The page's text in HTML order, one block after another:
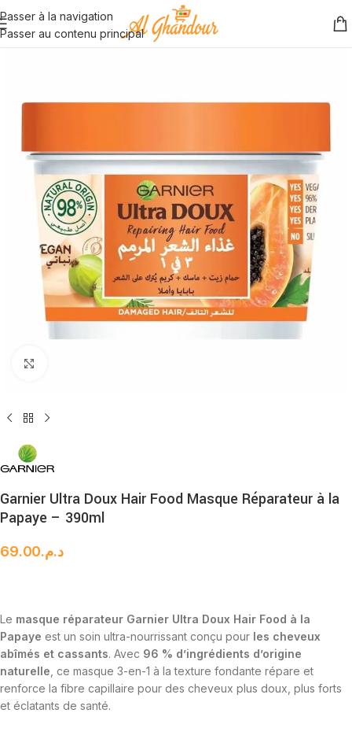
Passer à la navigation
Passer au contenu principal
Garnier Ultra Doux Hair Food Masque Réparateur à la
Papaye – 390ml
د.م.69.00
Le masque réparateur Garnier Ultra Doux Hair Food à la
Papaye est un soin ultra-nourrissant conçu pour les cheveux
abîmés et cassants. Avec 96 % d’ingrédients d’origine
naturelle , ce masque 3-en-1 à la texture fondante répare et
renforce la fibre capillaire pour des cheveux plus doux, plus forts
et éclatants de santé.